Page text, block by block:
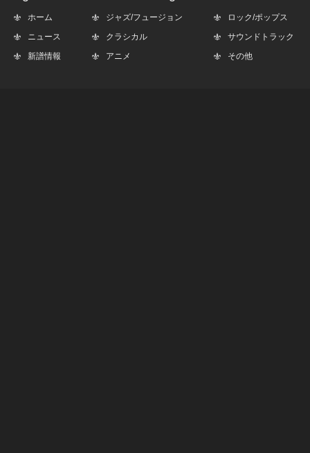
ホーム
ニュース
新譜情報
ジャズ/フュージョン
クラシカル
アニメ
ロック/ポップス
サウンドトラック
その他